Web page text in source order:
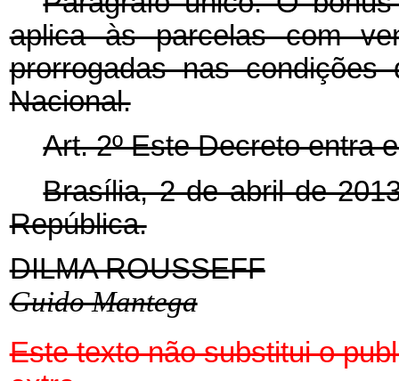
aplica às parcelas com
prorrogadas nas condições
Nacional.
Art. 2º Este Decreto entra
Brasília, 2 de abril de
República.
DILMA ROUSSEFF
Guido Mantega
Este texto não substitui o